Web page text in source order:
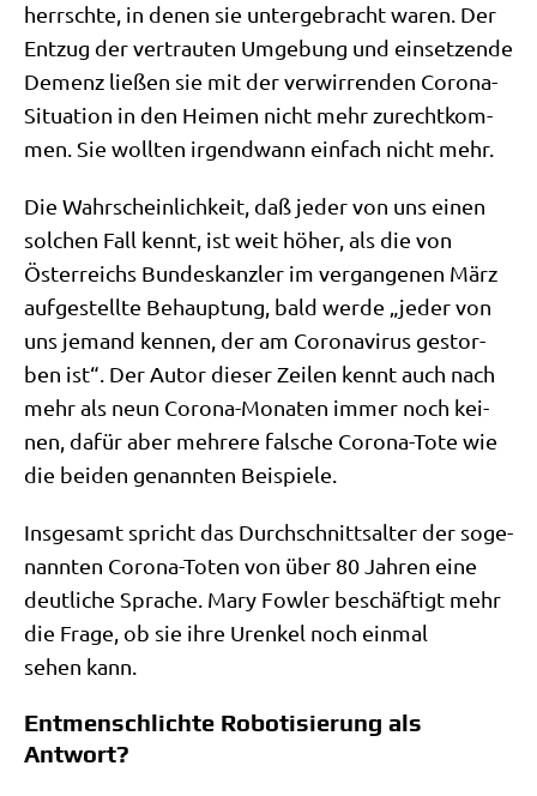
herrsch­te, in denen sie unter­ge­bracht waren. Der
Ent­zug der ver­trau­ten Umge­bung und ein­set­zen­de
Demenz lie­ßen sie mit der ver­wir­ren­den Coro­na-
Situa­ti­on in den Hei­men nicht mehr zurecht­kom­
men. Sie woll­ten irgend­wann ein­fach nicht mehr.
Die Wahr­schein­lich­keit, daß jeder von uns einen
sol­chen Fall kennt, ist weit höher, als die von
Öster­reichs Bun­des­kanz­ler im ver­gan­ge­nen März
auf­ge­stell­te Behaup­tung, bald wer­de „jeder von
uns jemand ken­nen, der am Coro­na­vi­rus gestor­
ben ist“. Der Autor die­ser Zei­len kennt auch nach
mehr als neun Coro­na-Mona­ten immer noch kei­
nen, dafür aber meh­re­re fal­sche Coro­na-Tote wie
die bei­den genann­ten Beispiele.
Ins­ge­samt spricht das Durch­schnitts­al­ter der soge­
nann­ten Coro­na-Toten von über 80 Jah­ren eine
deut­li­che Spra­che. Mary Fow­ler beschäf­tigt mehr
die Fra­ge, ob sie ihre Uren­kel noch ein­mal
sehen kann.
Entmenschlichte Robotisierung als
Antwort?